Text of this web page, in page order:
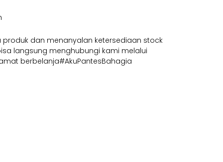
produk dan menanyalan ketersediaan stock
langsung menghubungi kami melalui
berbelanja#AkuPantesBahagia